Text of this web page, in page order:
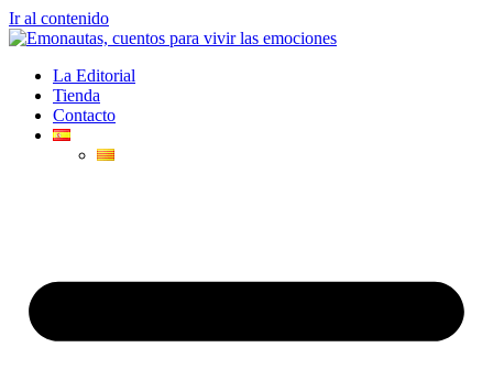
Ir al contenido
La Editorial
Tienda
Contacto